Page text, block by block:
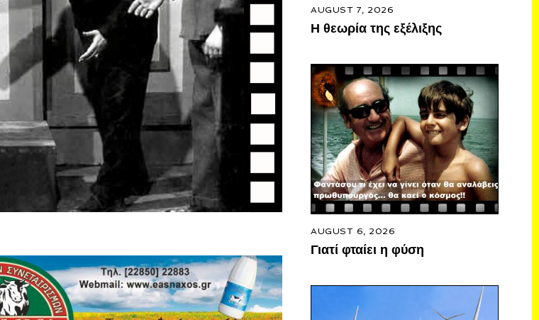
AUGUST 7, 2026
Η θεωρία της εξέλιξης
AUGUST 6, 2026
Γιατί φταίει η φύση